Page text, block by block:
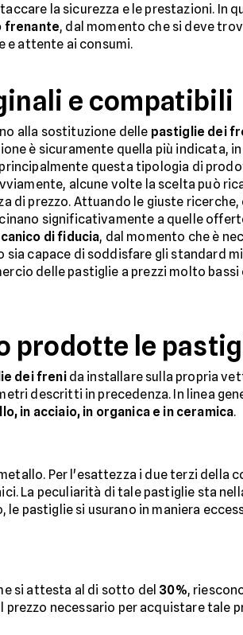
la sicurezza e le prestazioni. In
frenante, dal momento che si deve
e attente ai consumi.
e compatibili
alla sostituzione delle pastiglie dei
è sicuramente quella più indicata,
questa tipologia di
alcune volte la scelta può
prezzo. Attuando le giuste
significativamente a quelle
di fiducia, dal momento che è
capace di soddisfare gli standard
delle pastiglie a prezzi molto
prodotte le
dei frenida installare sulla propria
descritti in precedenza. In linea
in acciaio, in organica e in ceramica.
Per l'esattezza i due terzi della
La peculiarità di tale pastiglie sta
pastiglie si usurano in maniera
si attesta al di sotto del 30%,
prezzo necessario per acquistare